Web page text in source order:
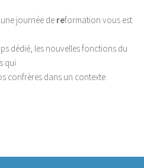
journée de reformation vous est
dédié, les nouvelles fonctions du
qui
confrères dans un contexte